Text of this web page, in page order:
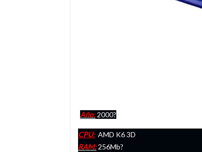
Año: 2000?
CPU:AMD K6 3D
RAM:256Mb?